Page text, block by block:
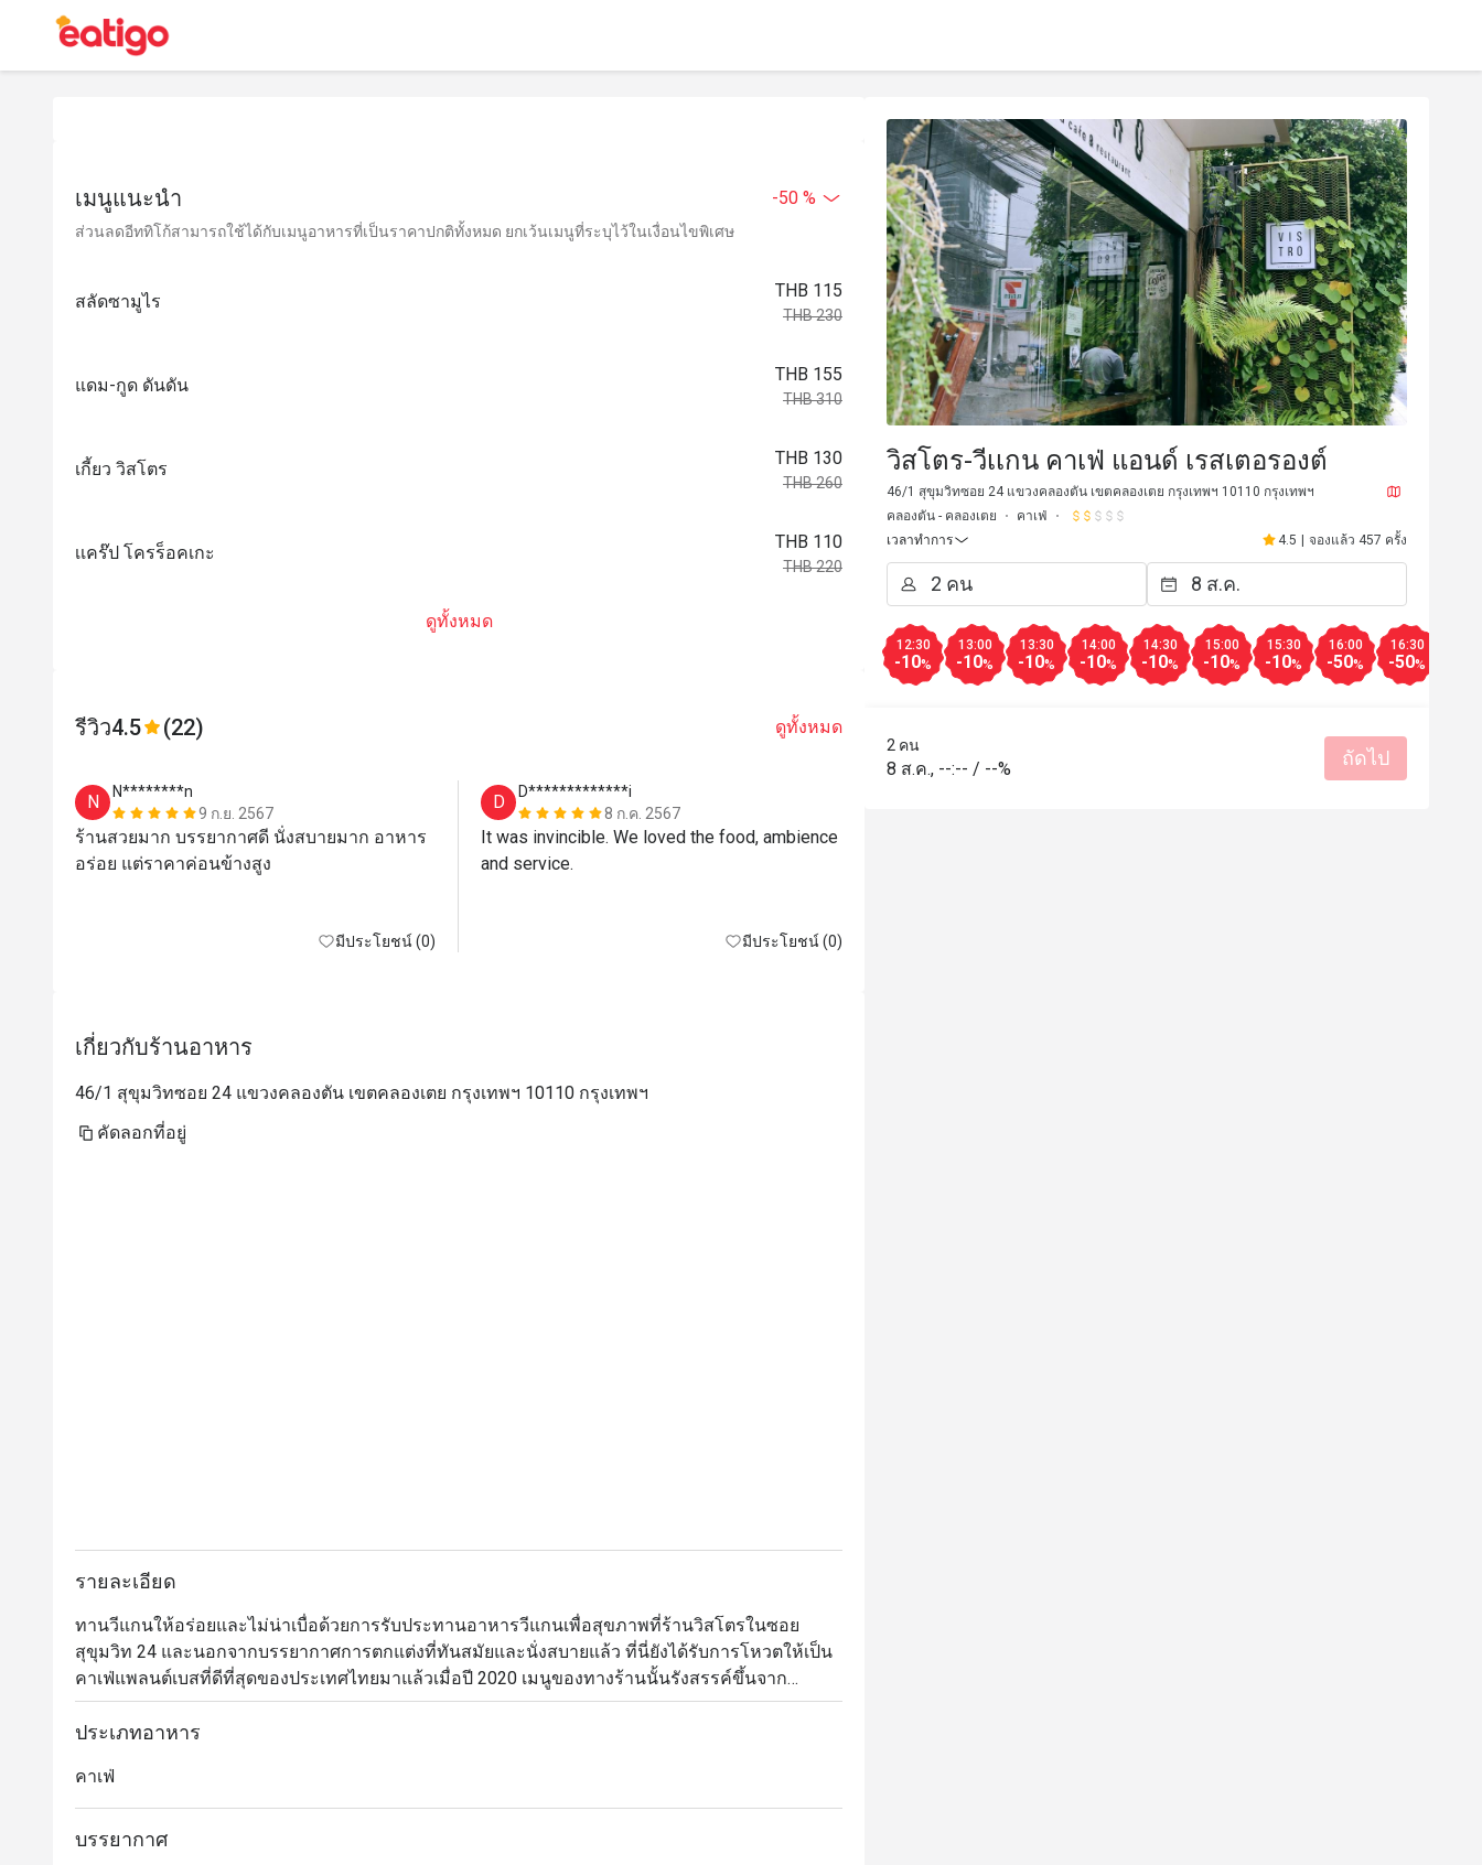
เมนูแนะนำ -50 %
ส่วนลดอีททิโก้สามารถใช้ได้กับเมนูอาหารที่เป็นราคาปกติทั้งหมด ยกเว้นเมนูที่ระบุไว้ในเงื่อนไขพิเศษ
สลัดซามูไร
THB 115
THB 230
แดม-กูด ดันดัน
THB 155
THB 310
เกี้ยว วิสโตร
THB 130
THB 260
เเคร๊ป โครร็อคเกะ
THB 110
THB 220
ดูทั้งหมด
รีวิว4.5 (22) ดูทั้งหมด
N
N********n
9 ก.ย. 2567
ร้านสวยมาก บรรยากาศดี นั่งสบายมาก อาหาร
อร่อย แต่ราคาค่อนข้างสูง
มีประโยชน์ (0)
D
D*************i
8 ก.ค. 2567
It was invincible. We loved the food, ambience
มีประโยชน์ (0)
เกี่ยวกับร้านอาหาร
46/1 สุขุมวิทซอย 24 แขวงคลองตัน เขตคลองเตย กรุงเทพฯ 10110 กรุงเทพฯ
คัดลอกที่อยู่
รายละเอียด
ทานวีแกนให้อร่อยและไม่น่าเบื่อด้วยการรับประทานอาหารวีแกนเพื่อสุขภาพที่ร้านวิสโตรในซอย
สุขุมวิท 24 และนอกจากบรรยากาศการตกแต่งที่ทันสมัยและนั่งสบายแล้ว ที่นี่ยังได้รับการโหวตให้เป็น
คาเฟ่แพลนต์เบสที่ดีที่สุดของประเทศไทยมาแล้วเมื่อปี 2020 เมนูของทางร้านนั้นรังสรรค์ขึ้นจาก
ประสบการณ์การเดินทางไปยังประเทศต่างๆ ทั่วโลก โดยที่คัดสรรมาอย่างพิถีพิถันให้เข้ากับยุคสมัย ซิก
เนเจอร์ที่ห้ามพลาดคือพิซซ่าแฟลตเบรดทรัฟเฟิลและทาโก้โตเกียวสุดคลาสสิกซึ่งประกอบด้วยสาหร่าย
อริยากิรสหวานและเผ็ด
ประเภทอาหาร
คาเฟ่
บรรยากาศ
วิสโตร-วีเเกน คาเฟ่ แอนด์ เรสเตอรองต์
46/1 สุขุมวิทซอย 24 แขวงคลองตัน เขตคลองเตย กรุงเทพฯ 10110 กรุงเทพฯ
คลองตัน - คลองเตย
คาเฟ่
เวลาทำการ
4.5 | จองแล้ว 457 ครั้ง
12:30
-10%
13:00
-10%
13:30
-10%
14:00
-10%
14:30
-10%
15:00
-10%
15:30
-10%
16:00
-50%
16:30
-50%
2 คน
8 ส.ค., --:-- / --% ถัดไป